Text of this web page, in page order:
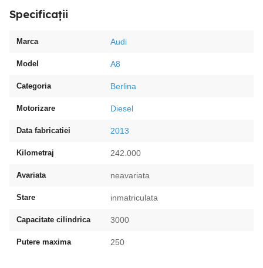
Specificații
Marca Audi
Model A8
Categoria Berlina
Motorizare Diesel
Data fabricatiei 2013
Kilometraj 242.000
Avariata neavariata
Stare inmatriculata
Capacitate cilindrica 3000
Putere maxima 250